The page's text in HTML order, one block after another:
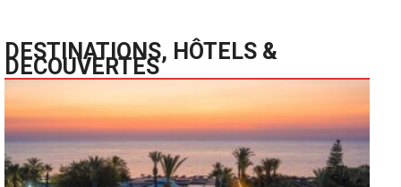
DESTINATIONS, HÔTELS &
DECOUVERTES